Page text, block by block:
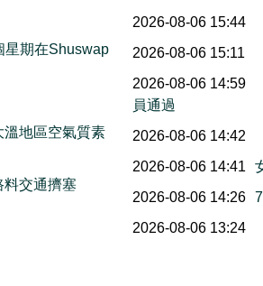
星期在Shuswap
地區空氣質素
料交通擠塞
2026-08-06 15:44
2026-08-06 15:11
2026-08-06 14:59
員通過
2026-08-06 14:42
2026-08-06 14:41
2026-08-06 14:26
2026-08-06 13:24